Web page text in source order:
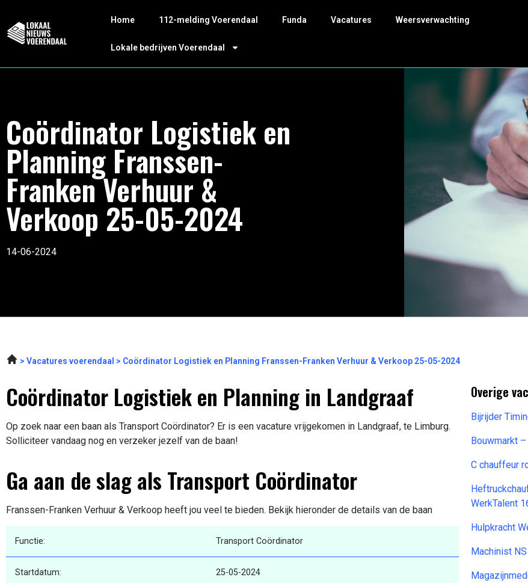
Home 112-melding Voerendaal Funda Vacatures Weersverwachting
Lokale bedrijven Voerendaal
Coördinator Logistiek en
Planning Franssen-
Franken Verhuur &
Verkoop 25-05-2024
14-06-2024
Vacatures voerendaal Coördinator Logistiek en Planning Franssen-Franken Verhuur & Verkoop 25-05-2024
Coördinator Logistiek en Planning in Landgraaf
Op zoek naar een baan als Transport Coördinator? Er is een vacature vrijgekomen in Landgraaf, te Limburg.
Solliciteer vandaag nog en verzeker jezelf van de baan!
Ga aan de slag als Transport Coördinator
Franssen-Franken Verhuur & Verkoop heeft jou veel te bieden. Bekijk hieronder de details van de baan
Functie: Transport Coördinator
Startdatum: 25-05-2024
Overige
Bijrijder
Bouwmarkt
C chauffeur
WerkTalent
Hulpkracht
Machinist